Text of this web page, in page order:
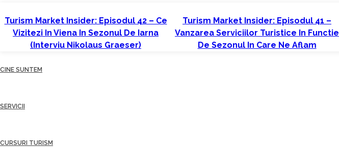
Turism Market Insider: Episodul 42 – Ce
Vizitezi In Viena In Sezonul De Iarna
(interviu Nikolaus Graeser)
Turism Market Insider: Episodul 41 –
Vanzarea Serviciilor Turistice In Functie
De Sezonul In Care Ne Aflam
CINE SUNTEM
SERVICII
CURSURI TURISM